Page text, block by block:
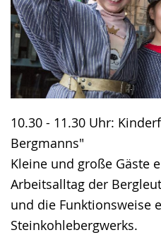
10.30 - 11.30 Uhr:
Bergmanns"
Kleine und große Gäste
Arbeitsalltag der
und die Funktionsweise
Steinkohlebergwerks.